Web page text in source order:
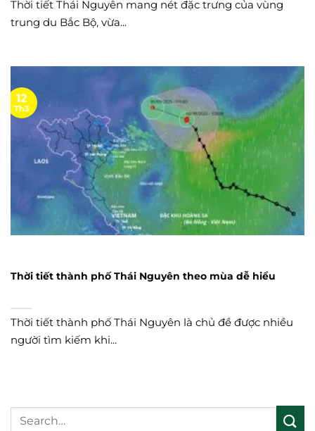
Thời tiết Thái Nguyên mang nét đặc trưng của vùng
trung du Bắc Bộ, vừa...
Thời tiết thành phố Thái Nguyên theo mùa dễ hiểu
Thời tiết thành phố Thái Nguyên là chủ đề được nhiều
người tìm kiếm khi...
12
Th3